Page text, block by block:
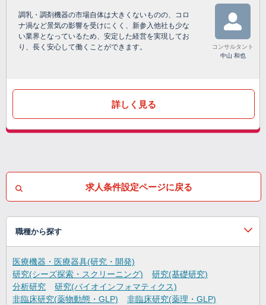
調乳・調剤機器の市場自体は大きくないものの、コロ
ナ渦など景気の影響を受けにくく、新参入他社も少な
い業界となっているため、安定した経営を実現してお
り、長く安心して働くことができます。
コンサルタント
中山 和也
詳しく見る
求人条件設定ページに戻る
職種から探す
医療機器・医療器具(研究・開発)
研究(シーズ探索・スクリーニング)
研究(基礎研究)
分析研究
研究(バイオインフォマティクス)
非臨床研究(薬物動態・GLP)
非臨床研究(薬理・GLP)